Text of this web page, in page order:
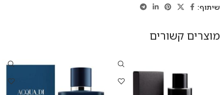
שיתוף:
מוצרים קשורים